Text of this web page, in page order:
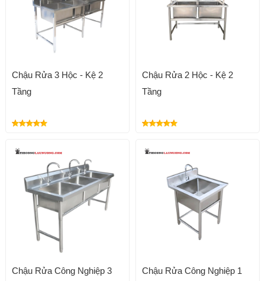
Chậu Rửa 3 Hộc - Kệ 2
Tầng
Chậu Rửa 2 Hộc - Kệ 2
Tầng
Chậu Rửa Công Nghiệp 3
Chậu Rửa Công Nghiệp 1